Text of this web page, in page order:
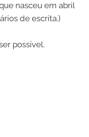
nasceu em abril
de escrita.)
possível.